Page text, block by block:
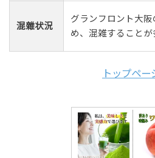
混雜状況
グランフロント大
め、混雑することが
トップペー